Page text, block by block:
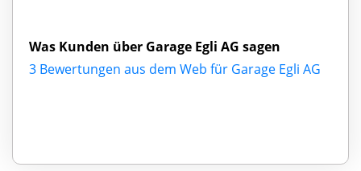
Was Kunden über Garage Egli AG sagen
3 Bewertungen aus dem Web für Garage Egli AG